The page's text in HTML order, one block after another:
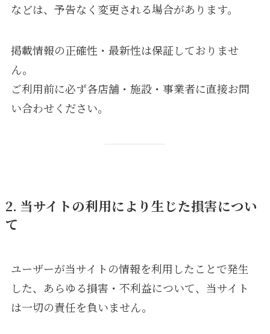
などは、予告なく変更される場合があります。
掲載情報の正確性・最新性は保証しておりませ
ん。
ご利用前に必ず各店舗・施設・事業者に直接お問
い合わせください。
2. 当サイトの利用により生じた損害につい
て
ユーザーが当サイトの情報を利用したことで発生
した、あらゆる損害・不利益について、当サイト
は一切の責任を負いません。